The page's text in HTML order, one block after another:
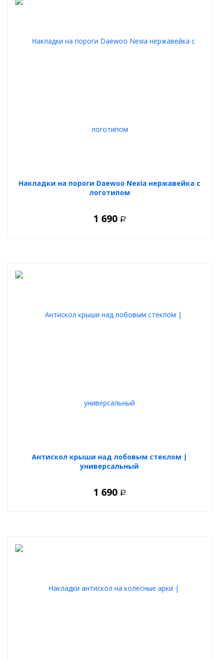
Накладки на пороги Daewoo Nexia нержавейка с
логотипом
1 690 Р
Антискол крыши над лобовым стеклом |
универсальный
1 690 Р